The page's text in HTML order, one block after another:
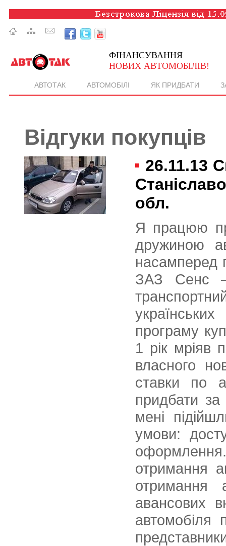
ФІНАНСУВАННЯ
НОВИХ АВТОМОБІЛІВ!
АВТОТАК АВТОМОБІЛІ ЯК ПРИДБАТИ
Відгуки покупців
26.11.13
обл.
Я працюю
дружиною
насамперед
ЗАЗ Сенс –
програму
1 рік мріяв
власного
ставки по
придбати
мені
умови:
отримання
отримання
авансових